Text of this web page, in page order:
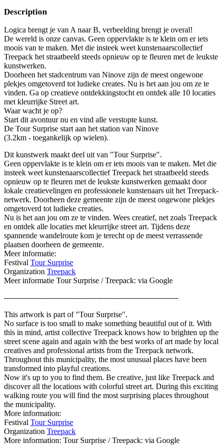
Description
Logica brengt je van A naar B, verbeelding brengt je overal!
De wereld is onze canvas. Geen oppervlakte is te klein om er iets
moois van te maken. Met die insteek weet kunstenaarscollectief
Treepack het straatbeeld steeds opnieuw op te fleuren met de leukste
kunstwerken.
Doorheen het stadcentrum van Ninove zijn de meest ongewone
plekjes omgetoverd tot ludieke creates. Nu is het aan jou om ze te
vinden. Ga op creatieve ontdekkingstocht en ontdek alle 10 locaties
met kleurrijke Street art.
Waar wacht je op?
Start dit avontuur nu en vind alle verstopte kunst.
De Tour Surprise start aan het station van Ninove
(3.2km - toegankelijk op wielen).
Dit kunstwerk maakt deel uit van "Tour Surprise".
Geen oppervlakte is te klein om er iets moois van te maken. Met die
insteek weet kunstenaarscollectief Treepack het straatbeeld steeds
opnieuw op te fleuren met de leukste kunstwerken gemaakt door
lokale creatievelingen en professionele kunstenaars uit het Treepack-
netwerk. Doorheen deze gemeente zijn de meest ongewone plekjes
omgetoverd tot ludieke creaties.
Nu is het aan jou om ze te vinden. Wees creatief, net zoals Treepack
en ontdek alle locaties met kleurrijke street art. Tijdens deze
spannende wandelroute kom je terecht op de meest verrassende
plaatsen doorheen de gemeente.
Meer informatie:
Festival Tour Surprise
Organization Treepack
Meer informatie Tour Surprise / Treepack: via Google
----------------------------------------------------------------------
This artwork is part of "Tour Surprise".
No surface is too small to make something beautiful out of it. With
this in mind, artist collective Treepack knows how to brighten up the
street scene again and again with the best works of art made by local
creatives and professional artists from the Treepack network.
Throughout this municipality, the most unusual places have been
transformed into playful creations.
Now it's up to you to find them. Be creative, just like Treepack and
discover all the locations with colorful street art. During this exciting
walking route you will find the most surprising places throughout
the municipality.
More information:
Festival Tour Surprise
Organization Treepack
More information: Tour Surprise / Treepack: via Google